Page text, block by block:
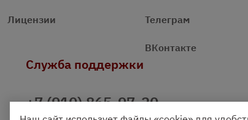
Лицензии Телеграм
ВКонтакте
Служба поддержки
+7 (910) 865-97-20